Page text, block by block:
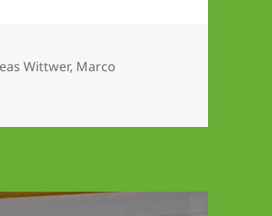
Wittwer, Marco